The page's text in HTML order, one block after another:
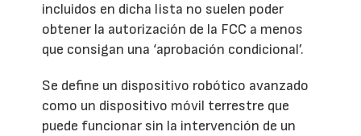
incluidos en dicha lista no suelen poder
obtener la autorización de la FCC a menos
que consigan una ‘aprobación condicional’.
Se define un dispositivo robótico avanzado
como un dispositivo móvil terrestre que
puede funcionar sin la intervención de un